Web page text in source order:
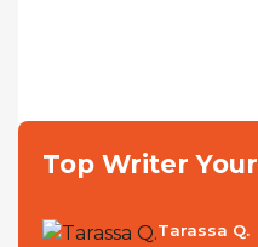
Top Writer
Tarassa Q.